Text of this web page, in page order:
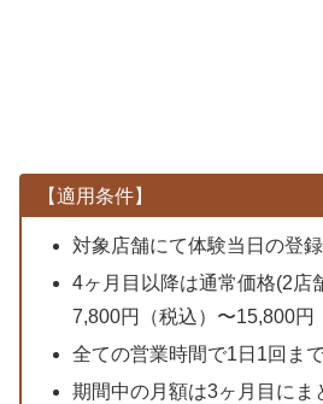
【適用条件】
対象店舗にて体験当日の登
4ヶ月目以降は通常価格(2店
7,800円（税込）〜15,800円
全ての営業時間で1日1回ま
期間中の月額は3ヶ月目にま